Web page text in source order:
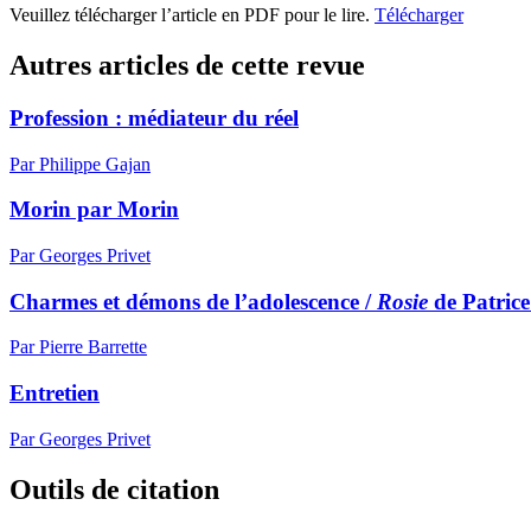
Veuillez télécharger l’article en PDF pour le lire. Télécharger
Autres articles de cette revue
Profession : médiateur du réel
Par Philippe Gajan
Morin par Morin
Par Georges Privet
Charmes et démons de l’adolescence / Rosie de
Par Pierre Barrette
Entretien
Par Georges Privet
Outils de citation